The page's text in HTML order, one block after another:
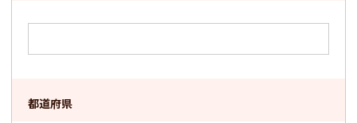
都道府県